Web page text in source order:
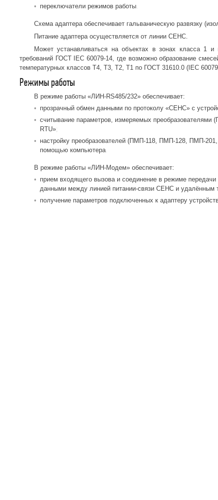
переключатели режимов работы
Схема адаптера обеспечивает гальваническую развязку
Питание адаптера осуществляется от линии СЕНС.
Может устанавливаться на объектах в зонах класса 1
требований ГОСТ IEC 60079-14, где возможно образование
температурных классов Т4, Т3, Т2, Т1 по ГОСТ 31610.0 (IEC
Режимы работы
В режиме работы «ЛИН-RS485/232» обеспечивает:
прозрачный обмен данными по протоколу «СЕНC» с
считывание параметров, измеряемых
RTU»
настройку преобразователей (ПМП-118, ПМП-128, ПМП-
помощью компьютера
В режиме работы «ЛИН-Модем» обеспечивает:
прием входящего вызова и соединение в режиме
данными между линией питании-связи СЕНС и удалённым
получение параметров подключенных к адаптеру